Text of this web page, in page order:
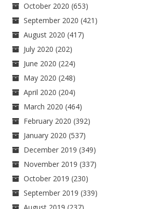
October 2020 (653)
September 2020 (421)
August 2020 (417)
July 2020 (202)
June 2020 (224)
May 2020 (248)
April 2020 (204)
March 2020 (464)
February 2020 (392)
January 2020 (537)
December 2019 (349)
November 2019 (337)
October 2019 (230)
September 2019 (339)